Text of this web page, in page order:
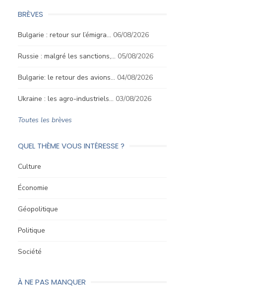
BRÈVES
Bulgarie : retour sur l’émigra… 06/08/2026
Russie : malgré les sanctions,… 05/08/2026
Bulgarie: le retour des avions… 04/08/2026
Ukraine : les agro-industriels… 03/08/2026
Toutes les brèves
QUEL THÈME VOUS INTÉRESSE ?
Culture
Économie
Géopolitique
Politique
Société
À NE PAS MANQUER